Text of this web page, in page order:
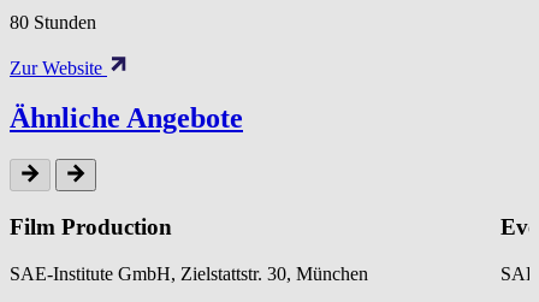
80 Stunden
Zur Website
Ähnliche Angebote
Film Production
SAE-Institute GmbH, Zielstattstr. 30, München